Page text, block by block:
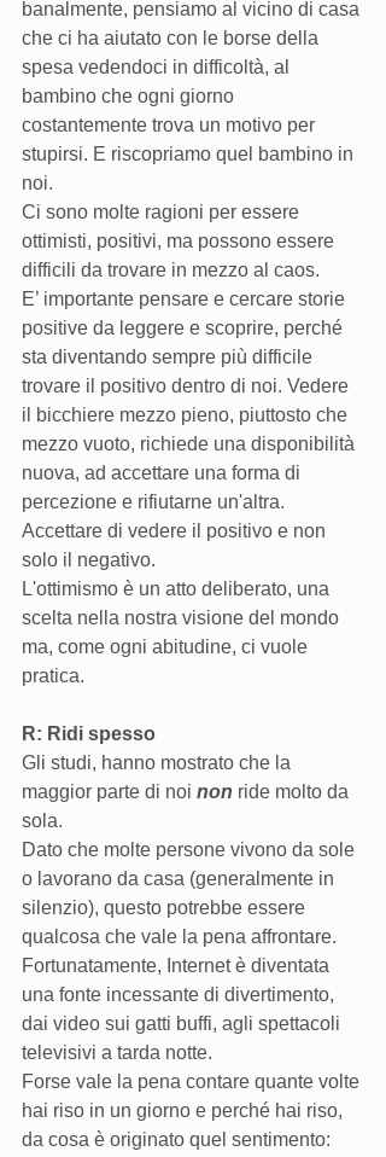
banalmente, pensiamo al vicino di casa
che ci ha aiutato con le borse della
spesa vedendoci in difficoltà, al
bambino che ogni giorno
costantemente trova un motivo per
stupirsi. E riscopriamo quel bambino in
noi.
Ci sono molte ragioni per essere
ottimisti, positivi, ma possono essere
difficili da trovare in mezzo al caos.
E’ importante pensare e cercare storie
positive da leggere e scoprire, perché
sta diventando sempre più difficile
trovare il positivo dentro di noi. Vedere
il bicchiere mezzo pieno, piuttosto che
mezzo vuoto, richiede una disponibilità
nuova, ad accettare una forma di
percezione e rifiutarne un'altra.
Accettare di vedere il positivo e non
solo il negativo.
L'ottimismo è un atto deliberato, una
scelta nella nostra visione del mondo
ma, come ogni abitudine, ci vuole
pratica.
R: Ridi spesso
Gli studi, hanno mostrato che la
maggior parte di noi non ride molto da
sola.
Dato che molte persone vivono da sole
o lavorano da casa (generalmente in
silenzio), questo potrebbe essere
qualcosa che vale la pena affrontare.
Fortunatamente, Internet è diventata
una fonte incessante di divertimento,
dai video sui gatti buffi, agli spettacoli
televisivi a tarda notte.
Forse vale la pena contare quante volte
hai riso in un giorno e perché hai riso,
da cosa è originato quel sentimento: